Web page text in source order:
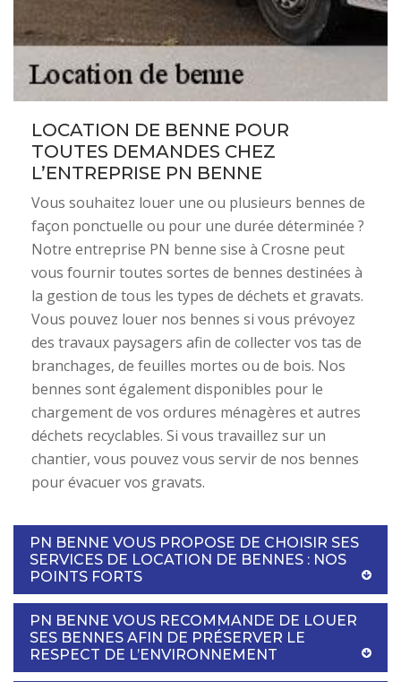
LOCATION DE BENNE POUR
TOUTES DEMANDES CHEZ
L’ENTREPRISE PN BENNE
Vous souhaitez louer une ou plusieurs bennes de
façon ponctuelle ou pour une durée déterminée ?
Notre entreprise PN benne sise à Crosne peut
vous fournir toutes sortes de bennes destinées à
la gestion de tous les types de déchets et gravats.
Vous pouvez louer nos bennes si vous prévoyez
des travaux paysagers afin de collecter vos tas de
branchages, de feuilles mortes ou de bois. Nos
bennes sont également disponibles pour le
chargement de vos ordures ménagères et autres
déchets recyclables. Si vous travaillez sur un
chantier, vous pouvez vous servir de nos bennes
pour évacuer vos gravats.
PN BENNE VOUS PROPOSE DE CHOISIR SES
SERVICES DE LOCATION DE BENNES : NOS
POINTS FORTS
PN BENNE VOUS RECOMMANDE DE LOUER
SES BENNES AFIN DE PRÉSERVER LE
RESPECT DE L’ENVIRONNEMENT